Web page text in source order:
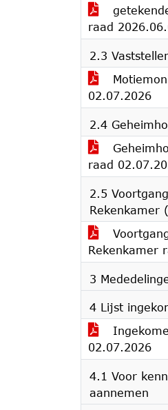
raad
2.3
02.07.2026
2.4
raad
2.5
Rekenkamer
Rekenkamer
3
4 Lijst
02.07.2026
4.1 Voor
aannemen